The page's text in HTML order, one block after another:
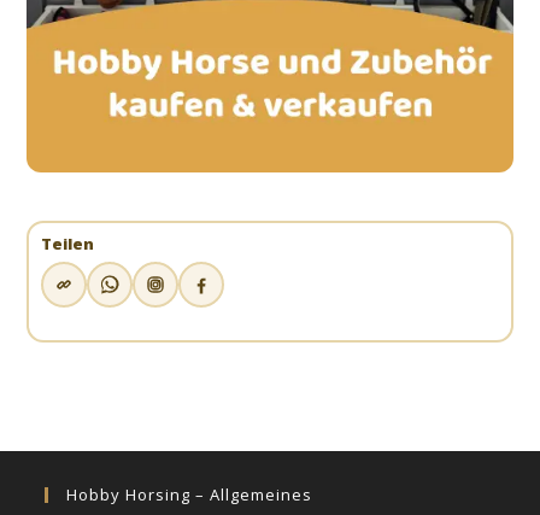
Teilen
Hobby Horsing – Allgemeines